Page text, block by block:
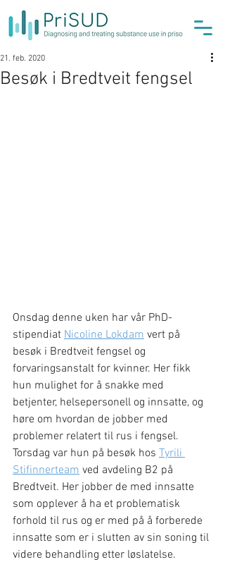
Besøk i Bredtveit fengsel
21. feb. 2020
Onsdag denne uken har vår PhD-
stipendiat Nicoline Lokdam vert på
besøk i Bredtveit fengsel og
forvaringsanstalt for kvinner. Her fikk
hun mulighet for å snakke med
betjenter, helsepersonell og innsatte, og
høre om hvordan de jobber med
problemer relatert til rus i fengsel.
Torsdag var hun på besøk hos Tyrili
Stifinnerteam ved avdeling B2 på
Bredtveit. Her jobber de med innsatte
som opplever å ha et problematisk
forhold til rus og er med på å forberede
innsatte som er i slutten av sin soning til
videre behandling etter løslatelse.